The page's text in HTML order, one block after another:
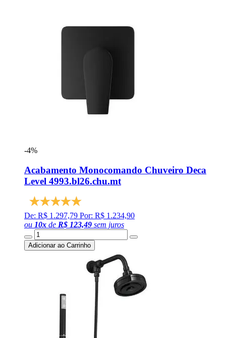
-4%
Acabamento Monocomando Chuveiro Deca
Level 4993.bl26.chu.mt
De: R$ 1.297,79 Por: R$ 1.234,90
ou 10x de R$ 123,49 sem juros
Adicionar ao Carrinho